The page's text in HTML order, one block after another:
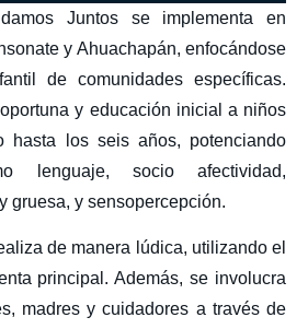
Juntos se implementa en
y Ahuachapán, enfocándose
de comunidades específicas.
y educación inicial a niños
hasta los seis años, potenciando
lenguaje, socio afectividad,
gruesa, y sensopercepción.
de manera lúdica, utilizando el
principal. Además, se involucra
madres y cuidadores a través de